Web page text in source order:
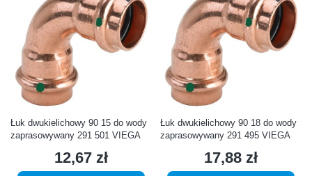
Łuk dwukielichowy 90 15 do wody
zaprasowywany 291 501 VIEGA
Cena
12,67 zł
Łuk dwukielichowy 90 18 do wody
zaprasowywany 291 495 VIEGA
Cena
17,88 zł